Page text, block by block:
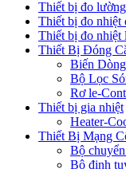
Thiết bị đo
Thiết bị đo nhiệt
Thiết bị đo nhiệt
Thiết Bị Đóng
Biến
Bộ Lọc
Rơ le-
Thiết bị gia nhiệt
Heater-
Thiết Bị Mạng
Bộ
Bộ định